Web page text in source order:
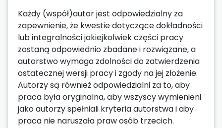
Każdy (współ)autor jest odpowiedzialny za
zapewnienie, że kwestie dotyczące dokładności
lub integralności jakiejkolwiek części pracy
zostaną odpowiednio zbadane i rozwiązane, a
autorstwo wymaga zdolności do zatwierdzenia
ostatecznej wersji pracy i zgody na jej złożenie.
Autorzy są również odpowiedzialni za to, aby
praca była oryginalna, aby wszyscy wymienieni
jako autorzy spełniali kryteria autorstwa i aby
praca nie naruszała praw osób trzecich.